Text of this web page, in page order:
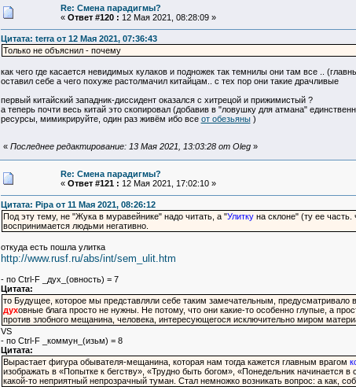
Re: Смена парадигмы?
« Ответ #120 : 12 Мая 2021, 08:28:09 »
Цитата: terra от 12 Мая 2021, 07:36:43
Только не объяснил - почему
как чего где касается невидимых кулаков и подножек так темнилы они там все ..
оставил себе а чего похуже растолмачил китайцам.. с тех пор они такие драчливые
первый китайский западник-диссидент оказался с хитрецой и прижимистый ?
а теперь почти весь китай это скопировал (добавив в "ловушку для атмана"
ресурсы, мимикрируйте, один раз живём ибо все от обезьяны)
« Последнее редактирование: 13 Мая 2021, 13:03:28 от Oleg»
Re: Смена парадигмы?
« Ответ #121 : 12 Мая 2021, 17:02:10 »
Цитата: Pipa от 11 Мая 2021, 08:26:12
Под эту тему, не "Жука в муравейнике" надо читать, а "Улиткуна склоне" (ту ее часть.
воспринимается людьми негативно.
откуда есть пошла улитка
http://www.rusf.ru/abs/int/sem_ulit.htm
- по Ctrl-F _дух_(овность) = 7
Цитата:
то Будущее, которое мы представляли себе таким замечательным, предусматривало
духовные блага просто не нужны. Не потому, что они какие-то особенно глупые, а
против злобного мещанина, человека, интересующегося исключительно миром
VS
- по Ctrl-F _коммун_(изьм) = 8
Цитата:
Вырастает фигура обывателя-мещанина, которая нам тогда кажется главным врагом
изображать в «Попытке к бегству», «Трудно быть богом», «Понедельник начинается
какой-то неприятный непрозрачный туман. Стал немножко возникать вопрос: а как,